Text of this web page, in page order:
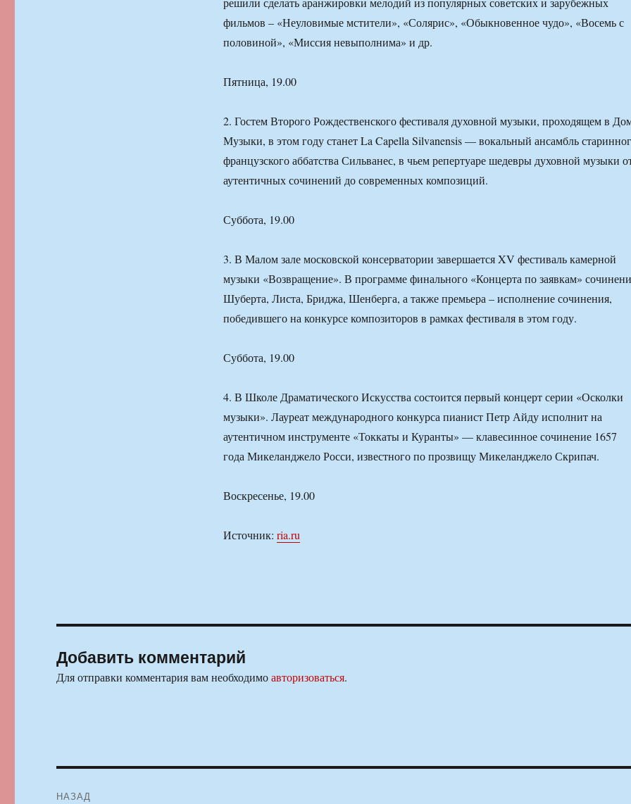
фильмов – «Неуловимые мстители», «Солярис», «Обыкновенное чудо», «Восемь с
половиной», «Миссия невыполнима» и др.
Пятница, 19.00
2. Гостем Второго Рождественского фестиваля духовной музыки, проходящем в
Музыки, в этом году станет La Capella Silvanensis — вокальный ансамбль
французского аббатства Сильванес, в чьем репертуаре шедевры духовной музыки
аутентичных сочинений до современных композиций.
Суббота, 19.00
3. В Малом зале московской консерватории завершается XV фестиваль камерной
музыки «Возвращение». В программе финального «Концерта по заявкам»
Шуберта, Листа, Бриджа, Шенберга, а также премьера – исполнение сочинения,
победившего на конкурсе композиторов в рамках фестиваля в этом году.
Суббота, 19.00
4. В Школе Драматического Искусства состоится первый концерт серии «Осколки
музыки». Лауреат международного конкурса пианист Петр Айду исполнит на
аутентичном инструменте «Токкаты и Куранты» — клавесинное сочинение 1657
года Микеланджело Росси, известного по прозвищу Микеланджело Скрипач.
Воскресенье, 19.00
Источник: ria.ru
Добавить комментарий
Для отправки комментария вам необходимоавторизоваться.
НАЗАД